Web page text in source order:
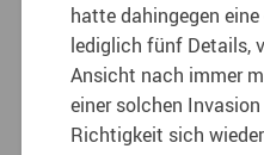
hatte dahingegen
lediglich fünf Details,
Ansicht nach immer
einer solchen
Richtigkeit sich